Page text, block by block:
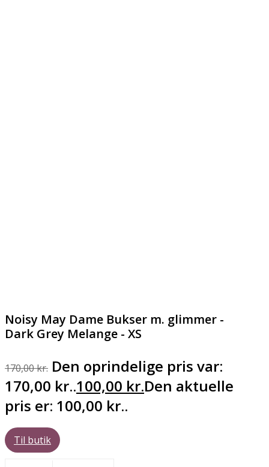
Noisy May Dame Bukser m. glimmer -
Dark Grey Melange - XS
170,00kr. Den oprindelige pris var:
170,00 kr..100,00 kr.Den aktuelle
pris er: 100,00 kr..
Til butik